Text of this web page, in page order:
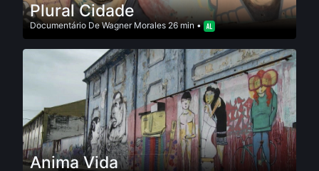
Plural Cidade
Documentário DeWagner Morales26 min •
Anima Vida